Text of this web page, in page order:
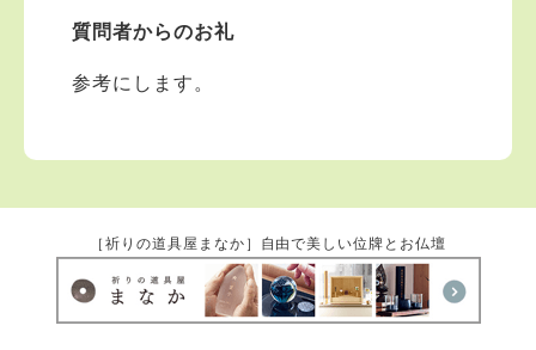
質問者からのお礼
参考にします。
［祈りの道具屋まなか］自由で美しい位牌とお仏壇